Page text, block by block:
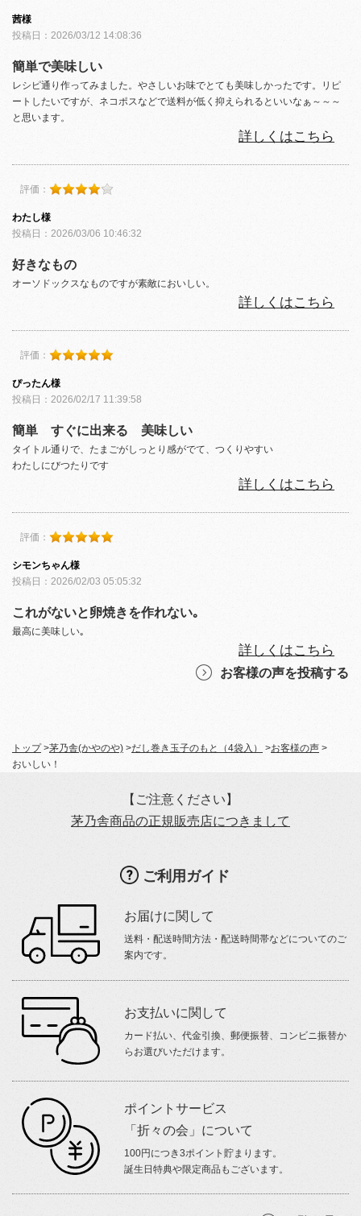
茜様
投稿日：2026/03/12 14:08:36
簡単で美味しい
レシピ通り作ってみました。やさしいお味でとても美味しかったです。リピ
ートしたいですが、ネコポスなどで送料が低く抑えられるといいなぁ～～～
と思います。
詳しくはこちら
評価：
わたし様
投稿日：2026/03/06 10:46:32
好きなもの
オーソドックスなものですが素敵においしい。
詳しくはこちら
評価：
ぴったん様
投稿日：2026/02/17 11:39:58
簡単 すぐに出来る 美味しい
タイトル通りで、たまごがしっとり感がでて、つくりやすい
わたしにびつたりです
詳しくはこちら
評価：
シモンちゃん様
投稿日：2026/02/03 05:05:32
これがないと卵焼きを作れない｡
最高に美味しい｡
詳しくはこちら
お客様の声を投稿する
トップ>茅乃舎(かやのや) >だし巻き玉子のもと（4袋入） >お客様の声 >
おいしい！
【ご注意ください】
茅乃舎商品の正規販売店につきまして
ご利用ガイド
お届けに関して
送料・配送時間方法・配送時間帯などについてのご
案内です。
お支払いに関して
カード払い、代金引換、郵便振替、コンビニ振替か
らお選びいただけます。
ポイントサービス
「折々の会」について
100円につき3ポイント貯まります。
誕生日特典や限定商品もございます。